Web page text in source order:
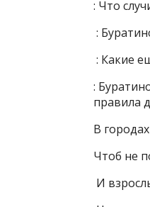
: Что
:
: Какие
:
правила
В
Чтоб не
И